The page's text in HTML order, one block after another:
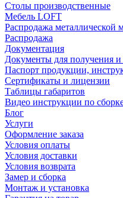
Столы производственные
Мебель LOFT
Распродажа металлической
Распродажа
Документация
Документы для получения
Паспорт продукции,
Сертификаты и лицензии
Таблицы габаритов
Видео инструкции по
Блог
Услуги
Оформление заказа
Условия оплаты
Условия доставки
Условия возврата
Замер и сборка
Монтаж и установка